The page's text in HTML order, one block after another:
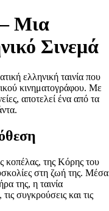
Μια
Σινεμά
ελληνική ταινία που
κινηματογράφου. Με
αποτελεί ένα από τα
κοπέλας, της Κόρης του
στη ζωή της. Μέσα
της, η ταινία
συγκρούσεις και τις